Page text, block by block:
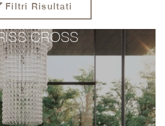
Filtri Risultati
CROSS